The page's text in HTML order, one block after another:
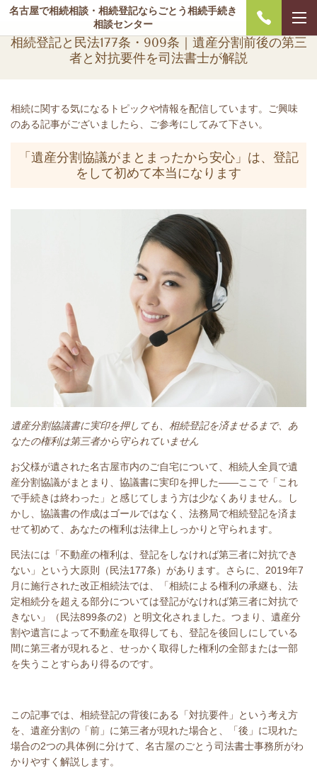
名古屋で相続相談・相続登記ならごとう相続手続き
相談センター
相続登記と民法177条・909条｜遺産分割前後の第三
者と対抗要件を司法書士が解説
相続に関する気になるトピックや情報を配信しています。ご興味
のある記事がございましたら、ご参考にしてみて下さい。
「遺産分割協議がまとまったから安心」は、登記
をして初めて本当になります
遺産分割協議書に実印を押しても、相続登記を済ませるまで、あ
なたの権利は第三者から守られていません
お父様が遺された名古屋市内のご自宅について、相続人全員で遺
産分割協議がまとまり、協議書に実印を押した——ここで「これ
で手続きは終わった」と感じてしまう方は少なくありません。し
かし、協議書の作成はゴールではなく、法務局で相続登記を済ま
せて初めて、あなたの権利は法律上しっかりと守られます。
民法には「不動産の権利は、登記をしなければ第三者に対抗でき
ない」という大原則（民法177条）があります。さらに、2019年7
月に施行された改正相続法では、「相続による権利の承継も、法
定相続分を超える部分については登記がなければ第三者に対抗で
きない」（民法899条の2）と明文化されました。つまり、遺産分
割や遺言によって不動産を取得しても、登記を後回しにしている
間に第三者が現れると、せっかく取得した権利の全部または一部
を失うことすらあり得るのです。
この記事では、相続登記の背後にある「対抗要件」という考え方
を、遺産分割の「前」に第三者が現れた場合と、「後」に現れた
場合の2つの具体例に分けて、名古屋のごとう司法書士事務所がわ
かりやすく解説します。